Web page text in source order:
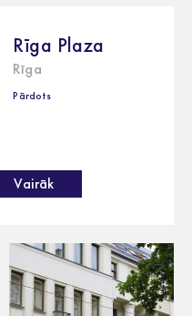
Rīga Plaza
Rīga
Pārdots
Vairāk